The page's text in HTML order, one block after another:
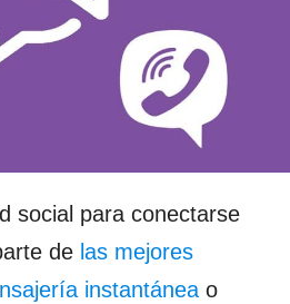
social para conectarse
de las mejores
instantánea o